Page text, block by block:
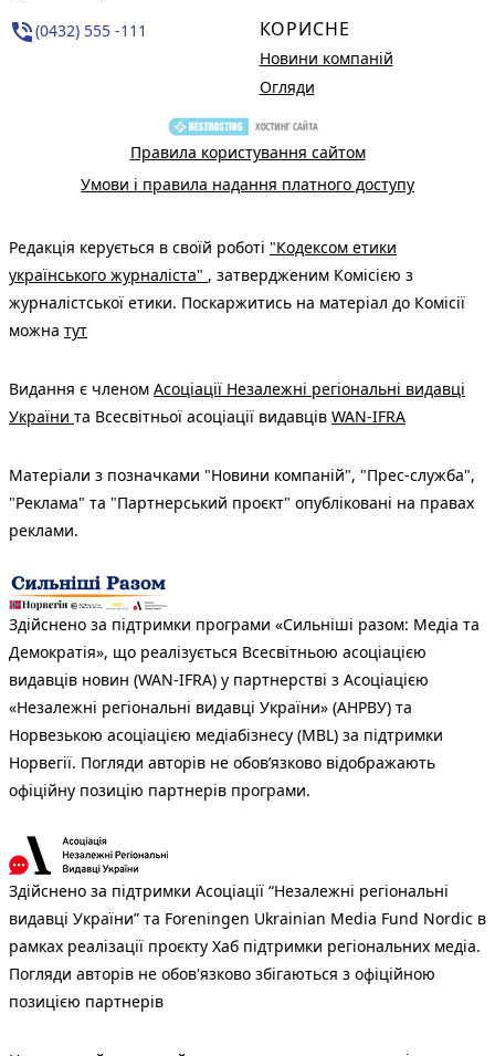
phone_in_talk(0432) 555 -111 КОРИСНЕ
Новини компаній
Огляди
Правила користування сайтом
Умови і правила надання платного доступу
Редакція керується в своїй роботі "Кодексом етики
українського журналіста" , затвердженим Комісією з
журналістської етики. Поскаржитись на матеріал до Комісії
можна тут
Видання є членом Асоціації Незалежні регіональні видавці
України та Всесвітньої асоціації видавців WAN-IFRA
Матеріали з позначками "Новини компаній", "Прес-служба",
"Реклама" та "Партнерський проєкт" опубліковані на правах
реклами.
Здійснено за підтримки програми «Сильніші разом: Медіа та
Демократія», що реалізується Всесвітньою асоціацією
видавців новин (WAN-IFRA) у партнерстві з Асоціацією
«Незалежні регіональні видавці України» (АНРВУ) та
Норвезькою асоціацією медіабізнесу (MBL) за підтримки
Норвегії. Погляди авторів не обов’язково відображають
офіційну позицію партнерів програми.
Здійснено за підтримки Асоціації “Незалежні регіональні
видавці України” та Foreningen Ukrainian Media Fund Nordic в
рамках реалізації проєкту Хаб підтримки регіональних медіа.
Погляди авторів не обов'язково збігаються з офіційною
позицією партнерів